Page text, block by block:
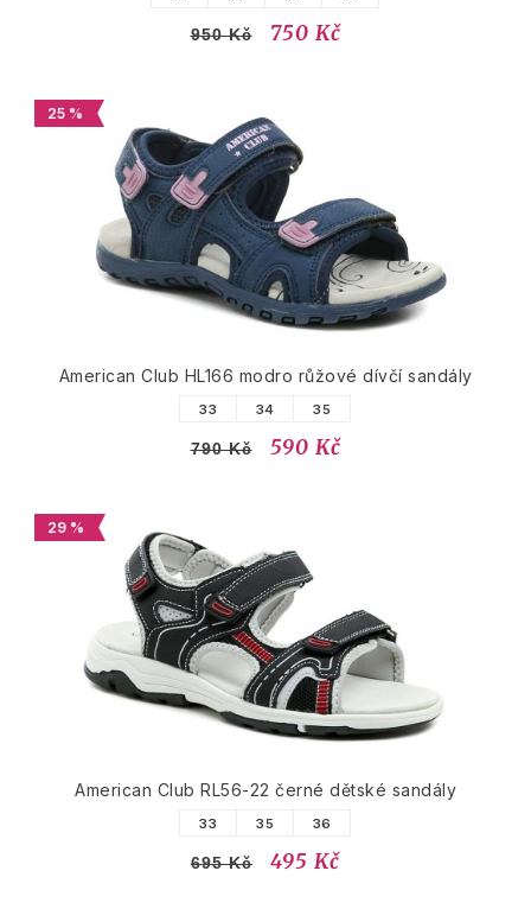
950 Kč 750 Kč
25 %
American Club HL166 modro růžové dívčí sandály
33 34 35
790 Kč 590 Kč
29 %
American Club RL56-22 černé dětské sandály
33 35 36
695 Kč 495 Kč